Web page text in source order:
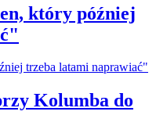
który później
Kolumba do